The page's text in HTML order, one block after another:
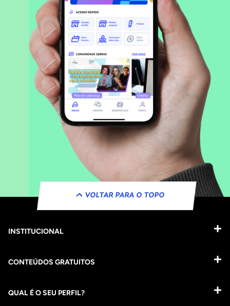
VOLTAR PARA O TOPO
INSTITUCIONAL
CONTEÚDOS GRATUITOS
QUAL É O SEU PERFIL?